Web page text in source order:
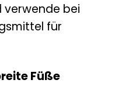
verwende bei
für
Füße